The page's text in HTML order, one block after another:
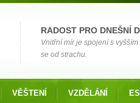
RADOST PRO DNEŠNÍ
Vnitřní mír je spojení s
se od strachu.
VĚŠTENÍ VZDĚLÁNÍ